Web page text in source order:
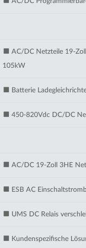
AC/DC Netzteile 19-
105kW
Batterie
450-820Vdc DC/DC
AC/DC 19-Zoll 3HE
ESB AC
UMS DC Relais
Kundenspezifische